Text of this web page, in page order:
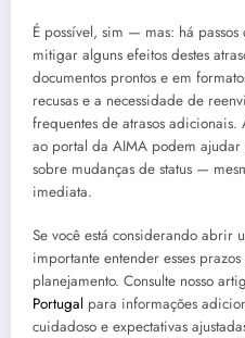
É possível, sim — mas: há
mitigar alguns efeitos destes
documentos prontos e em
recusas e a necessidade de
frequentes de atrasos adicionais.
ao portal da AIMA podem
sobre mudanças de status —
imediata.
Se você está considerando abrir
importante entender esses
planejamento. Consulte nosso
Portugal para informações
cuidadoso e expectativas